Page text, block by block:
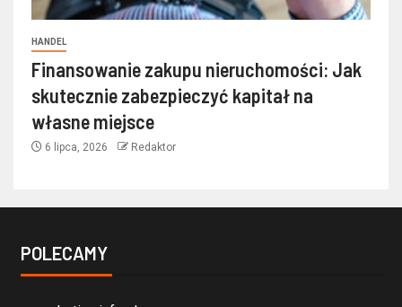
HANDEL
Finansowanie zakupu nieruchomości: Jak
skutecznie zabezpieczyć kapitał na
własne miejsce
6 lipca, 2026 Redaktor
POLECAMY